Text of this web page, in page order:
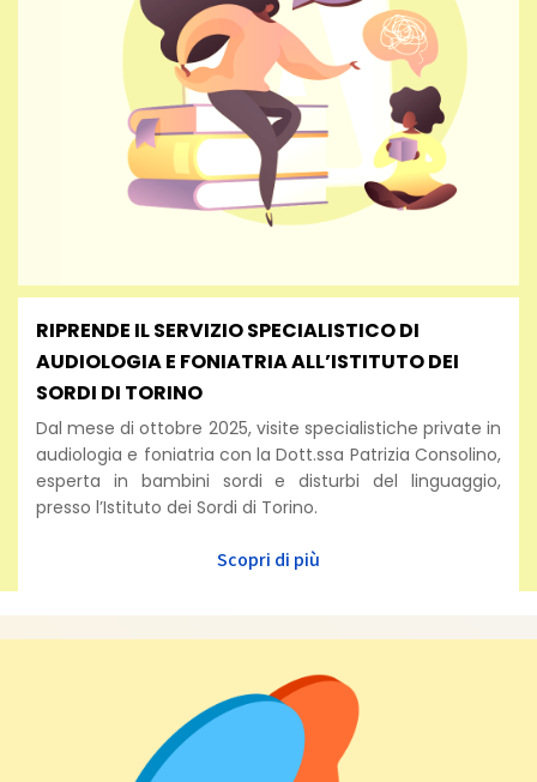
RIPRENDE IL SERVIZIO SPECIALISTICO DI
AUDIOLOGIA E FONIATRIA ALL’ISTITUTO DEI
SORDI DI TORINO
Dal mese di ottobre 2025, visite specialistiche private in
audiologia e foniatria con la Dott.ssa Patrizia Consolino,
esperta in bambini sordi e disturbi del linguaggio,
presso l’Istituto dei Sordi di Torino.
Scopri di più